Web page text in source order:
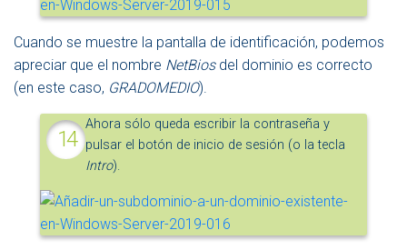
Cuando se muestre la pantalla de identificación, podemos
apreciar que el nombre NetBiosdel dominio es correcto
(en este caso, GRADOMEDIO).
Ahora sólo queda escribir la contraseña y
pulsar el botón de inicio de sesión (o la tecla
Intro).